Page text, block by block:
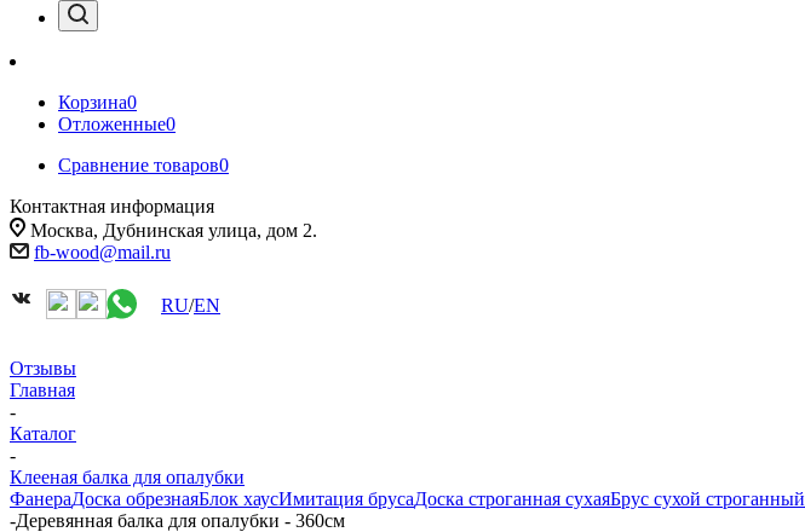
Корзина0
Отложенные0
Сравнение товаров0
Контактная информация
Москва, Дубнинская улица, дом 2.
fb-wood@mail.ru
RU/EN
Отзывы
Главная
-
Каталог
-
Клееная балка для опалубки
ФанераДоска обрезнаяБлок хаусИмитация брусаДоска строганная сухаяБрус сухой строганный
-Деревянная балка для опалубки - 360см